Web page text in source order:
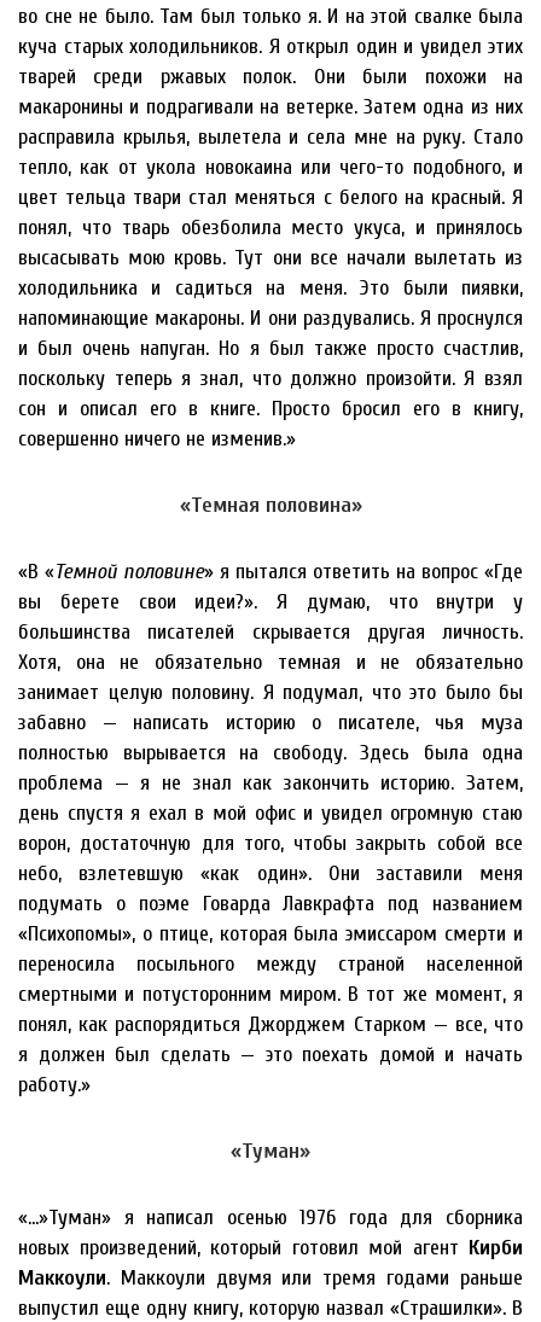
во сне не было. Там был только я. И на этой свалке была
куча старых холодильников. Я открыл один и увидел этих
тварей среди ржавых полок. Они были похожи на
макаронины и подрагивали на ветерке. Затем одна из них
расправила крылья, вылетела и села мне на руку. Стало
тепло, как от укола новокаина или чего-то подобного, и
цвет тельца твари стал меняться с белого на красный. Я
понял, что тварь обезболила место укуса, и принялось
высасывать мою кровь. Тут они все начали вылетать из
холодильника и садиться на меня. Это были пиявки,
напоминающие макароны. И они раздувались. Я проснулся
и был очень напуган. Но я был также просто счастлив,
поскольку теперь я знал, что должно произойти. Я взял
сон и описал его в книге. Просто бросил его в книгу,
совершенно ничего не изменив.»
«Темная половина»
«В «Темной половине» я пытался ответить на вопрос «Где
вы берете свои идеи?». Я думаю, что внутри у
большинства писателей скрывается другая личность.
Хотя, она не обязательно темная и не обязательно
занимает целую половину. Я подумал, что это было бы
забавно — написать историю о писателе, чья муза
полностью вырывается на свободу. Здесь была одна
проблема — я не знал как закончить историю. Затем,
день спустя я ехал в мой офис и увидел огромную стаю
ворон, достаточную для того, чтобы закрыть собой все
небо, взлетевшую «как один». Они заставили меня
подумать о поэме Говарда Лавкрафта под названием
«Психопомы», о птице, которая была эмиссаром смерти и
переносила посыльного между страной населенной
смертными и потусторонним миром. В тот же момент, я
понял, как распорядиться Джорджем Старком — все, что
я должен был сделать — это поехать домой и начать
работу.»
«Туман»
«…»Туман» я написал осенью 1976 года для сборника
новых произведений, который готовил мой агент Кирби
Маккоули. Маккоули двумя или тремя годами раньше
выпустил еще одну книгу, которую назвал «Страшилки». В